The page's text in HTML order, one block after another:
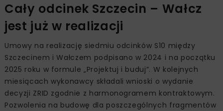
Cały odcinek Szczecin – Wałcz
jest już w realizacji
Umowy na realizację siedmiu odcinków S10 między
Szczecinem i Wałczem podpisano w 2024 i na początku
2025 roku w formule „Projektuj i buduj”. W kolejnych
miesiącach wykonawcy składali wnioski o wydanie
decyzji ZRID zgodnie z harmonogramem kontraktowym.
Pozwolenia na budowę dla poszczególnych fragmentów